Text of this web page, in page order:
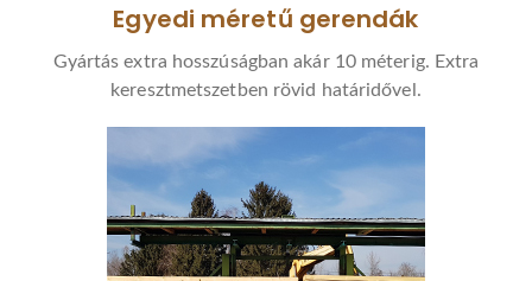
Egyedi méretű gerendák
Gyártás extra hosszúságban akár 10 méterig. Extra
keresztmetszetben rövid határidővel.